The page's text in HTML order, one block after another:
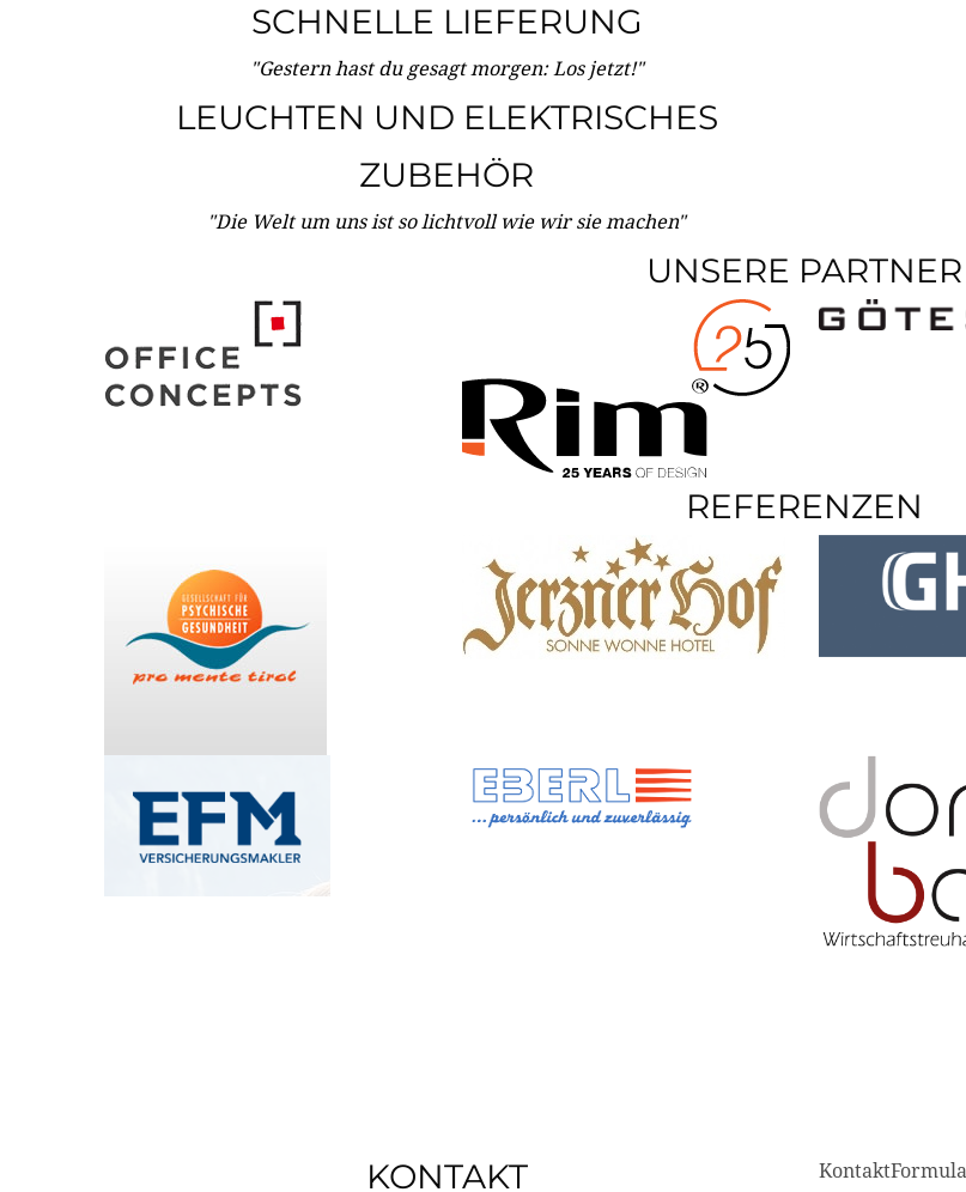
SCHNELLE LIEFERUNG
"Gestern hast du gesagt morgen: Los jetzt!"
LEUCHTEN UND ELEKTRISCHES
ZUBEHÖR
"Die Welt um uns ist so lichtvoll wie wir sie machen"
UNSERE PARTNER
REFERENZEN
KONTAKT